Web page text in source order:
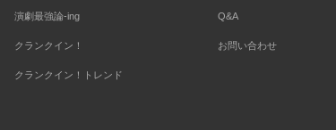
演劇最強論-ing
クランクイン！
クランクイン！トレンド
Q&A
お問い合わせ